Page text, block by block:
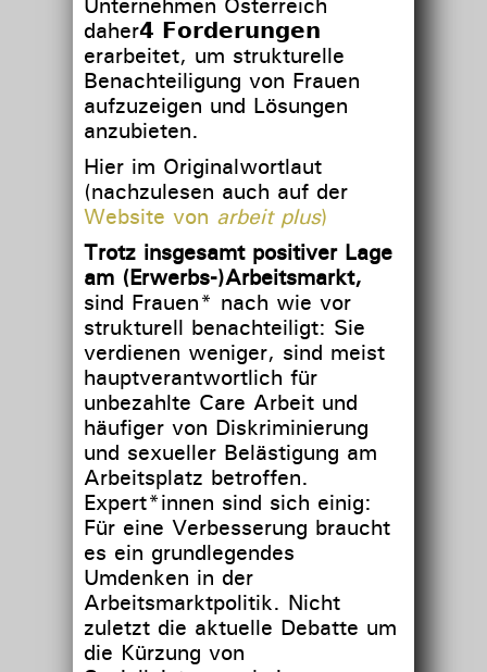
daher𝟰 𝗙𝗼𝗿𝗱𝗲𝗿𝘂𝗻𝗴𝗲𝗻
erarbeitet, um strukturelle
Benachteiligung von Frauen
aufzuzeigen und Lösungen
anzubieten.
Hier im Originalwortlaut
(nachzulesen auch auf der
Website von arbeit plus)
Trotz insgesamt positiver Lage
am (Erwerbs-)Arbeitsmarkt,
sind Frauen* nach wie vor
strukturell benachteiligt: Sie
verdienen weniger, sind meist
hauptverantwortlich für
unbezahlte Care Arbeit und
häufiger von Diskriminierung
und sexueller Belästigung am
Arbeitsplatz betroffen.
Expert*innen sind sich einig:
Für eine Verbesserung braucht
es ein grundlegendes
Umdenken in der
Arbeitsmarktpolitik. Nicht
zuletzt die aktuelle Debatte um
die Kürzung von